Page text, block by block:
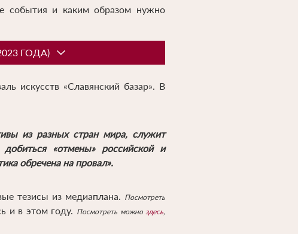
события и каким образом нужно
ГОДА)
искусств «Славянский базар». В
из разных стран мира, служит
добиться «отмены» российской и
обречена на провал».
тезисы из медиаплана.
Посмотреть
и в этом году. Посмотреть можно здесь,